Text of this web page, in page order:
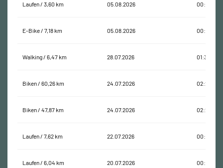
Laufen / 3,60 km 05.08.2026 00:26:43
E-Bike / 7,18 km 05.08.2026 00:23:13
Walking / 6,47 km 28.07.2026 01:31:18
Biken / 60,26 km 24.07.2026 02:26:26
Biken / 47,87 km 24.07.2026 02:27:35
Laufen / 7,62 km 22.07.2026 00:51:49
Laufen / 6,04 km 20.07.2026 00:41:55